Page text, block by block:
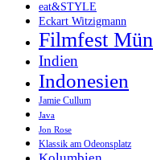
eat&STYLE
Eckart Witzigmann
Filmfest
Indien
Indonesien
Jamie Cullum
Java
Jon Rose
Klassik am Odeonsplatz